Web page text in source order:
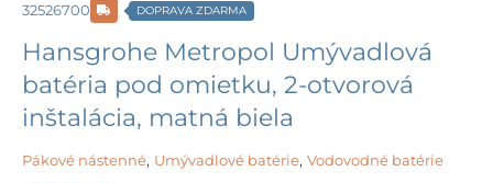
32526700 DOPRAVA ZDARMA
Hansgrohe Metropol Umývadlová
batéria pod omietku, 2-otvorová
inštalácia, matná biela
Pákové nástenné, Umývadlové batérie, Vodovodné batérie